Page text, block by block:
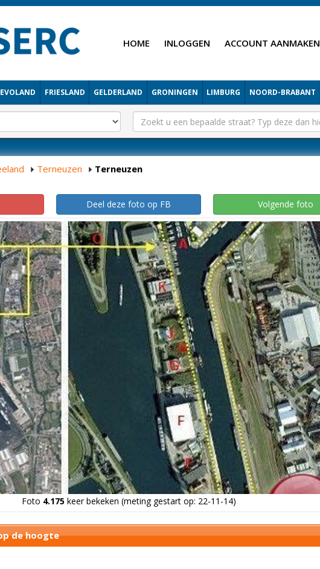
HOME INLOGGEN ACCOUNT AANMAKEN
FRIESLAND GELDERLAND GRONINGEN LIMBURG NOORD-BRABANT
Terneuzen Terneuzen
Deel deze foto op FB Volgende foto
Foto 4.175keer bekeken (meting gestart op: 22-11-14)
de hoogte